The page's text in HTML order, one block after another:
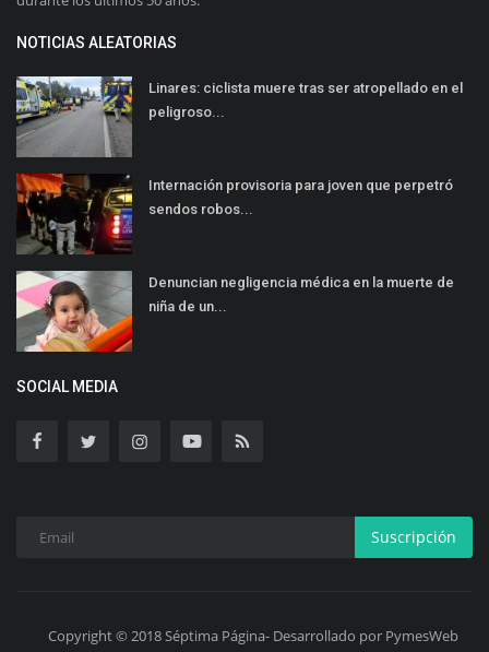
NOTICIAS ALEATORIAS
Linares: ciclista muere tras ser atropellado en el
peligroso...
Internación provisoria para joven que perpetró
sendos robos...
Denuncian negligencia médica en la muerte de
niña de un...
SOCIAL MEDIA
Suscripción
Copyright © 2018 Séptima Página- Desarrollado por PymesWeb